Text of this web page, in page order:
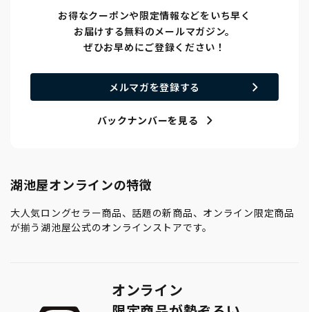
お得なクーポンや限定情報などをいち早く
お届けする無料のメールマガジン。
ぜひお早めにご登録ください！
メルマガを登録する
バックナンバーを見る
湖池屋オンラインの特徴
大人気ロングセラー商品、話題の新商品、オンライン限定商品
が揃う湖池屋公式のオンラインストアです。
オンライン